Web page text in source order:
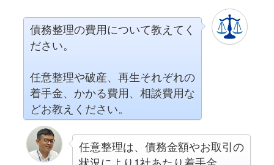
債務整理の費用について教えてく
ださい。
任意整理や破産、再生それぞれの
着手金、かかる費用、相談費用な
どお教えください。
任意整理は、債務金額やお取引の